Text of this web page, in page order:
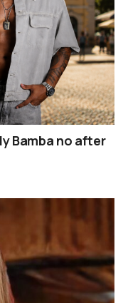
Bamba no after